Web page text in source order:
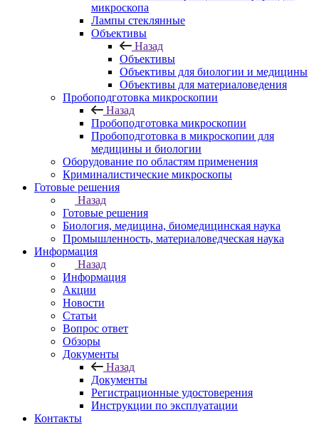
микроскопа
Лампы стеклянные
Объективы
Назад
Объективы
Объективы для биологии и медицины
Объективы для материаловедения
Пробоподготовка микроскопии
Назад
Пробоподготовка микроскопии
Пробоподготовка в микроскопии для
медицины и биологии
Оборудование по областям применения
Криминалистические микроскопы
Готовые решения
Назад
Готовые решения
Биология, медицина, биомедицинская наука
Промышленность, материаловедческая наука
Информация
Назад
Информация
Акции
Новости
Статьи
Вопрос ответ
Обзоры
Документы
Назад
Документы
Регистрационные удостоверения
Инструкции по эксплуатации
Контакты